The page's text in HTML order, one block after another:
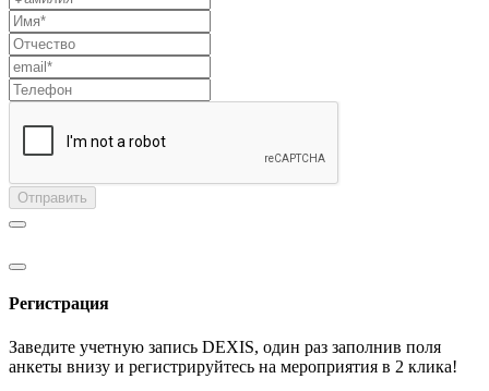
Отправить
Регистрация
Заведите учетную запись DEXIS, один раз заполнив поля
анкеты внизу и регистрируйтесь на мероприятия в 2 клика!